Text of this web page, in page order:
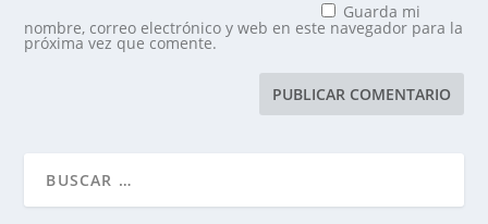
Guarda mi
nombre, correo electrónico y web en este navegador para la
próxima vez que comente.